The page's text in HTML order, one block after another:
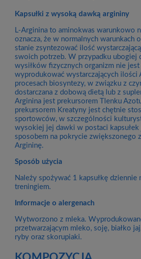
Kapsułki z wysoką dawką argininy
L-Arginina to aminokwas warunkowo
oznacza, że w normalnych warunkach
stanie zsyntezować ilość
swoich potrzeb. W przypadku ubogiej
wysiłków fizycznych organizm nie
wyprodukować wystarczających ilości
procesach biosyntezy, w związku z
dostarczana z dobową dietą lub z
Arginina jest prekursorem Tlenku
prekursorem Kreatyny jest chętnie
sportowców, w szczególności
wysokiej jej dawki w postaci kapsułek
sposobem na pokrycie zwiększonego
Argininę.
Sposób użycia
Należy spożywać 1 kapsułkę dziennie
treningiem.
Informacje o alergenach
Wytworzono z mleka.
przetwarzającym mleko, soję, białko
ryby oraz skorupiaki.